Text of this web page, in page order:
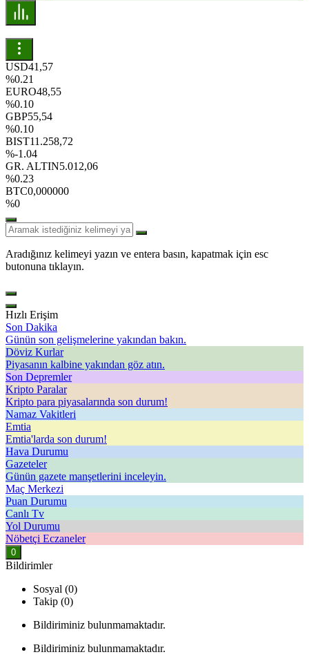
USD41,57
%0.21
EURO48,55
%0.10
GBP55,54
%0.10
BIST11.258,72
%-1.04
GR. ALTIN5.012,06
%0.23
BTC0,000000
%0
Aradığınız kelimeyi yazın ve entera basın, kapatmak için esc
butonuna tıklayın.
Hızlı Erişim
Son Dakika
Günün son gelişmelerine yakından bakın.
Döviz Kurlar
Piyasanın kalbine yakından göz atın.
Son Depremler
Kripto Paralar
Kripto para piyasalarında son durum!
Namaz Vakitleri
Emtia
Emtia'larda son durum!
Hava Durumu
Gazeteler
Günün gazete manşetlerini inceleyin.
Maç Merkezi
Puan Durumu
Canlı Tv
Yol Durumu
Nöbetçi Eczaneler
0
Bildirimler
Sosyal (0)
Takip (0)
Bildiriminiz bulunmamaktadır.
Bildiriminiz bulunmamaktadır.